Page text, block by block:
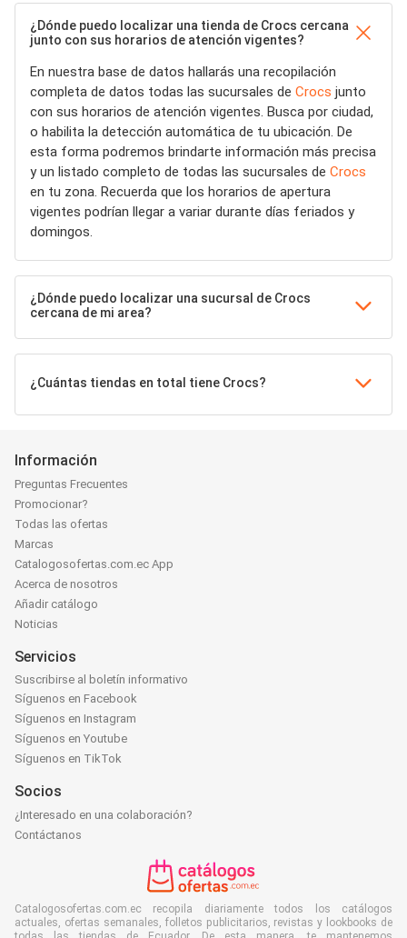
¿Dónde puedo localizar una tienda de Crocs cercana
junto con sus horarios de atención vigentes?
En nuestra base de datos hallarás una recopilación
completa de datos todas las sucursales de Crocs junto
con sus horarios de atención vigentes. Busca por ciudad,
o habilita la detección automática de tu ubicación. De
esta forma podremos brindarte información más precisa
y un listado completo de todas las sucursales de Crocs
en tu zona. Recuerda que los horarios de apertura
vigentes podrían llegar a variar durante días feriados y
domingos.
¿Dónde puedo localizar una sucursal de Crocs
cercana de mi area?
¿Cuántas tiendas en total tiene Crocs?
Información
Preguntas Frecuentes
Promocionar?
Todas las ofertas
Marcas
Catalogosofertas.com.ec App
Acerca de nosotros
Añadir catálogo
Noticias
Servicios
Suscribirse al boletín informativo
Síguenos en Facebook
Síguenos en Instagram
Síguenos en Youtube
Síguenos en TikTok
Socios
¿Interesado en una colaboración?
Contáctanos
Catalogosofertas.com.ec recopila diariamente todos los catálogos
actuales, ofertas semanales, folletos publicitarios, revistas y lookbooks de